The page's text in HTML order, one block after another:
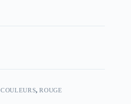
COULEURS,ROUGE